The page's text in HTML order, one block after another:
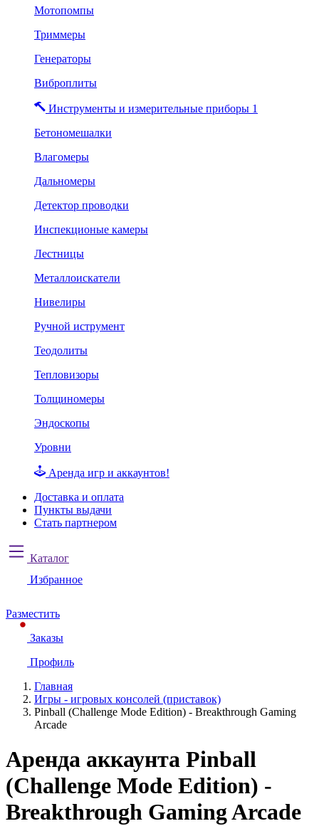
Мотопомпы
Триммеры
Генераторы
Виброплиты
Инструменты и измерительные приборы 1
Бетономешалки
Влагомеры
Дальномеры
Детектор проводки
Инспекционые камеры
Лестницы
Металлоискатели
Нивелиры
Ручной иструмент
Теодолиты
Тепловизоры
Толщиномеры
Эндоскопы
Уровни
Аренда игр и аккаунтов!
Доставка и оплата
Пункты выдачи
Стать партнером
Каталог
Избранное
Разместить
Заказы
Профиль
Главная
Игры - игровых консолей (приставок)
Pinball (Challenge Mode Edition) - Breakthrough Gaming
Arcade
Аренда аккаунта Pinball
(Challenge Mode Edition) -
Breakthrough Gaming Arcade